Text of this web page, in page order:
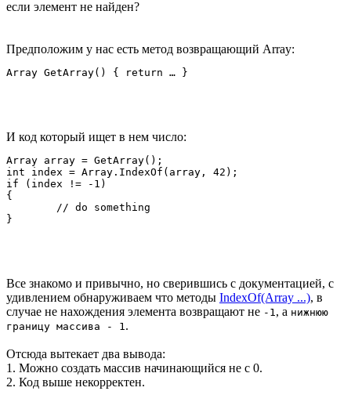
если элемент не найден?
Предположим у нас есть метод возвращающий Array:
И код который ищет в нем число:
Array array = GetArray();
int index = Array.IndexOf(array, 42);
if (index != -1)
{
Все знакомо и привычно, но сверившись с документацией, с
удивлением обнаруживаем что методы IndexOf(Array ...), в
случае не нахождения элемента возвращают не -1 , а нижнюю
границу массива - 1 .
Отсюда вытекает два вывода:
1. Можно создать массив начинающийся не с 0.
2. Код выше некорректен.